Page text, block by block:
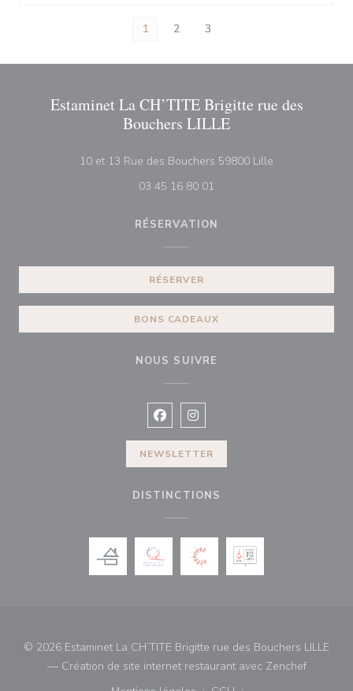
1 2 3
Estaminet La CH’TITE Brigitte rue des
Bouchers LILLE
10 et 13 Rue des Bouchers 59800 Lille
03 45 16 80 01
RÉSERVATION
RÉSERVER
BONS CADEAUX
NOUS SUIVRE
Facebook ((ouvre une nouvelle
Instagram ((ouvre une
NEWSLETTER
DISTINCTIONS
© 2026 Estaminet La CH’TITE Brigitte rue des Bouchers LILLE
— Création de site internet restaurant avec Zenchef((ouvre